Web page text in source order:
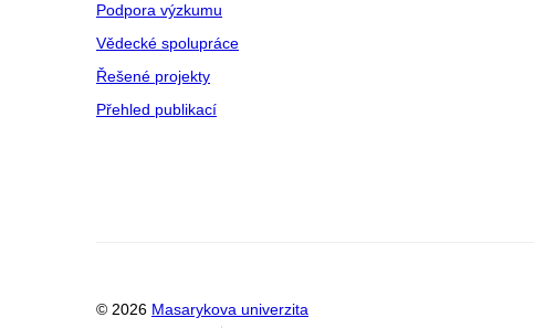
Podpora výzkumu
Vědecké spolupráce
Řešené projekty
Přehled publikací
© 2026 Masarykova univerzita